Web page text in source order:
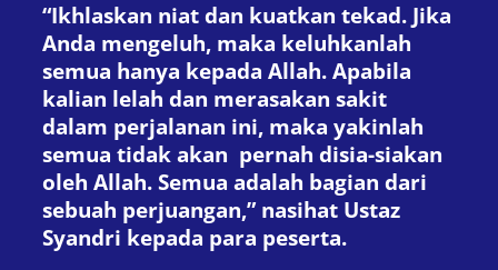
“Ikhlaskan niat dan kuatkan tekad. Jika
Anda mengeluh, maka keluhkanlah
semua hanya kepada Allah. Apabila
kalian lelah dan merasakan sakit
dalam perjalanan ini, maka yakinlah
semua tidak akan pernah disia-siakan
oleh Allah. Semua adalah bagian dari
sebuah perjuangan,” nasihat Ustaz
Syandri kepada para peserta.